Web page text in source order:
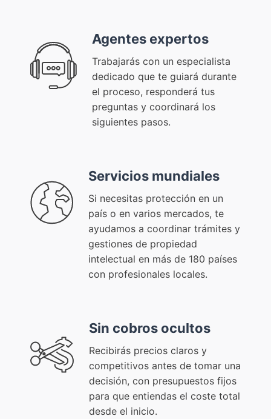
Agentes expertos
Trabajarás con un especialista
dedicado que te guiará durante
el proceso, responderá tus
preguntas y coordinará los
siguientes pasos.
Servicios mundiales
Si necesitas protección en un
país o en varios mercados, te
ayudamos a coordinar trámites y
gestiones de propiedad
intelectual en más de 180 países
con profesionales locales.
Sin cobros ocultos
Recibirás precios claros y
competitivos antes de tomar una
decisión, con presupuestos fijos
para que entiendas el coste total
desde el inicio.